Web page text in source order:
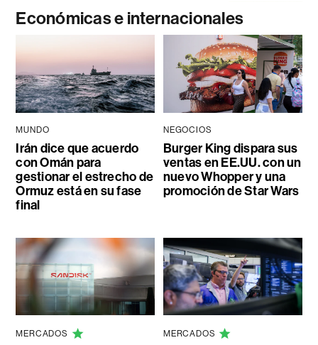
Económicas e internacionales
MUNDO
Irán dice que acuerdo
con Omán para
gestionar el estrecho de
Ormuz está en su fase
final
NEGOCIOS
Burger King dispara sus
ventas en EE.UU. con un
nuevo Whopper y una
promoción de Star Wars
MERCADOS MERCADOS